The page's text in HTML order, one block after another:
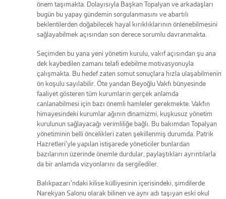
önem taşımakta. Dolayısıyla Başkan Topalyan ve arkadaşları
bugün bu yapay gündemin sorgulanmasını ve abartılı
beklentilerden doğabilecek hayal kırıklıklarının önlenebilmesini
sağlayabilmek açısından son derece sorumlu davranmakta.
Seçimden bu yana yeni yönetim kurulu, vakıf açısından şu ana
dek kaybedilen zamanı telafi edebilme motivasyonuyla
çalışmakta. Bu hedef zaten somut sonuçlara hızla ulaşabilmenin
ön koşulu sayılabilir. Öte yandan Beyoğlu Vakfı bünyesinde
faaliyet gösteren tüm kurumların gerçek anlamda
canlanabilmesi için bazı önemli hamleler gerekmekte. Vakfın
himayesindeki kurumlar ağının dinamizmi, kuşkusuz yönetim
kurulunun sağlayacağı verimliliğe bağlı. Bu bakımdan Topalyan
yönetiminin belli öncelikleri zaten şekillenmiş durumda. Patrik
Hazretleri'yle yapılan istişarede yöneticiler bunlardan
bazılarının üzerinde önemle durdular, paylaştıkları ayrıntılarla
da bir anlamda vizyonlarını da sergilediler.
Balıkpazarı'ndaki kilise külliyesinin içerisindeki, şimdilerde
Narekyan Salonu olarak bilinen ve aynı adı taşıyan eski okul